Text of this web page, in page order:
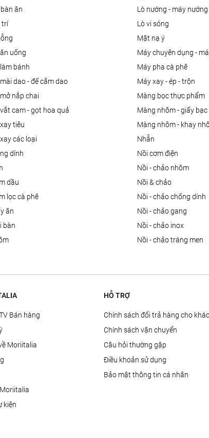
bàn ăn
trí
ăn uống
làm bánh
mài dao - đế cắm dao
mở nắp chai
vắt cam - gọt hoa quả
xay tiêu
xay các loại
dính
dầu
lọc cà phê
ăn
bàn
lò nướng - máy
lò vi sóng
mặt nạ ý
máy chuyên dụng -
máy pha cà phê
máy xay - ép - trộn
màng bọc thực phẩm
màng nhôm - giấy bạc
màng nhôm - khay
nhẫn
nồi cơm điện
nồi - chảo nhôm
nồi & chảo
nồi - chảo chống dính
nồi - chảo gang
nồi - chảo inox
nồi - chảo tráng men
Bán hàng
Moriitalia
kiện
HỖ TRỢ
Chính sách đổi trả hàng cho
Chính sách vận chuyển
Câu hỏi thường gặp
Điều khoản sử dụng
Bảo mật thông tin cá nhân